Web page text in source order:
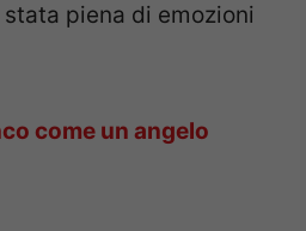
piena di emozioni
come un angelo